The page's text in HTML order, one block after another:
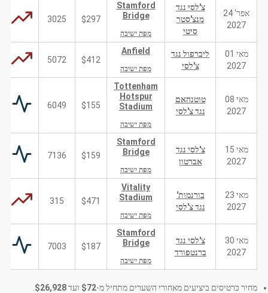
אפר' 24
2027
צ'לסי נגד
מנצ'סטר
סיטי
Stamford
Bridge
מפת ישיבה
$297
3025
מאי 01
2027
ליברפול נגד
צ'לסי
Anfield
מפת ישיבה
$412
5072
מאי 08
2027
טוטנהאם
נגד צ'לסי
Tottenham
Hotspur
Stadium
מפת ישיבה
$155
6049
מאי 15
2027
צ'לסי נגד
אברטון
Stamford
Bridge
מפת ישיבה
$159
7136
מאי 23
2027
בורנמות'
נגד צ'לסי
Vitality
Stadium
מפת ישיבה
$471
315
מאי 30
2027
צ'לסי נגד
ברנטפורד
Stamford
Bridge
מפת ישיבה
$187
7003
מחיר כרטיסים ביציעים מאחורי השערים מתחיל מ-$72 ועד$26,928